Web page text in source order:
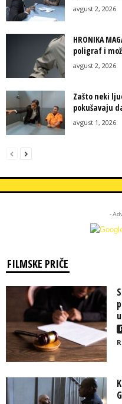
avgust 2, 2026
HRONIKA
poligraf i
avgust 2, 2026
Zašto neki
pokušavaju
avgust 1, 2026
-
FILMSKE PRIČE